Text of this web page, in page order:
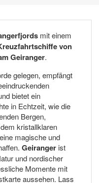
mit einem
von
Geiranger.
gelegen, empfängt
bietet ein
in Echtzeit, wie die
Bergen,
kristallklaren
magische und
Geiranger ist
und nordischer
Momente mit
aussehen. Lass